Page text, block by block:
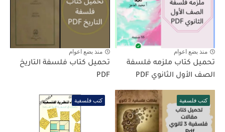
منذ بضع اعوام
تحميل كتاب ملزمه فلسفة
الصف الأول الثانوي PDF
منذ بضع اعوام
تحميل كتاب فلسفة التاريخ
PDF
كتب فلسفية كتب فلسفية